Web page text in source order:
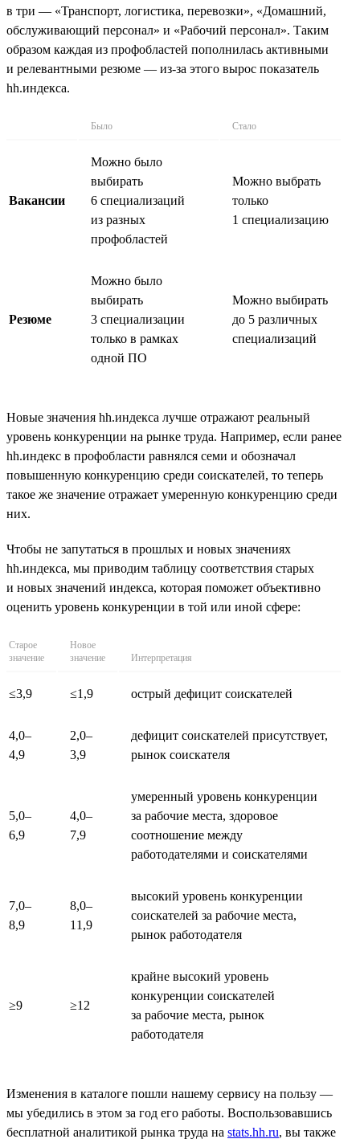
в три — «Транспорт, логистика, перевозки», «Домашний,
обслуживающий персонал» и «Рабочий персонал». Таким
образом каждая из профобластей пополнилась активными
и релевантными резюме — из-за этого вырос показатель
hh.индекса.
Было Стало
Вакансии
Можно было
выбирать
6 специализаций
из разных
профобластей
Можно выбрать
только
1 специализацию
Резюме
Можно было
выбирать
3 специализации
только в рамках
одной ПО
Можно выбирать
до 5 различных
специализаций
Новые значения hh.индекса лучше отражают реальный
уровень конкуренции на рынке труда. Например, если ранее
hh.индекс в профобласти равнялся семи и обозначал
повышенную конкуренцию среди соискателей, то теперь
такое же значение отражает умеренную конкуренцию среди
них.
Чтобы не запутаться в прошлых и новых значениях
hh.индекса, мы приводим таблицу соответствия старых
и новых значений индекса, которая поможет объективно
оценить уровень конкуренции в той или иной сфере:
Старое
значение
Новое
значение
Интерпретация
≤3,9 ≤1,9 острый дефицит соискателей
4,0–
4,9
2,0–
3,9
дефицит соискателей присутствует,
рынок соискателя
5,0–
6,9
4,0–
7,9
умеренный уровень конкуренции
за рабочие места, здоровое
соотношение между
работодателями и соискателями
7,0–
8,9
8,0–
11,9
высокий уровень конкуренции
соискателей за рабочие места,
рынок работодателя
≥9 ≥12
крайне высокий уровень
конкуренции соискателей
за рабочие места, рынок
работодателя
Изменения в каталоге пошли нашему сервису на пользу —
мы убедились в этом за год его работы. Воспользовавшись
бесплатной аналитикой рынка труда на stats.hh.ru, вы также